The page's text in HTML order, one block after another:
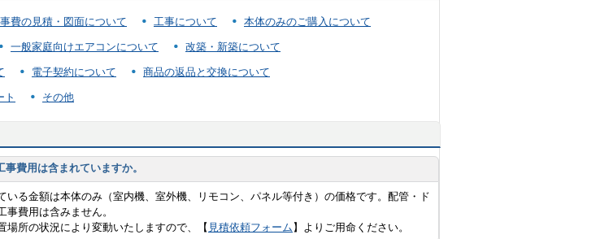
費の見積・図面について 工事について 本体のみのご購入について
一般家庭向けエアコンについて 改築・新築について
電子契約について 商品の返品と交換について
ト その他
費用は含まれていますか。
いる金額は本体のみ（室内機、室外機、リモコン、パネル等付き）の価格です。配管・ド
事費用は含みません。
場所の状況により変動いたしますので、【 見積依頼フォーム 】よりご用命ください。